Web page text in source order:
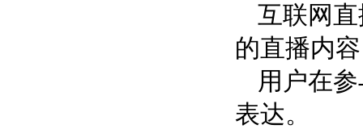
互联网
的直播内
用户在
表达。